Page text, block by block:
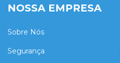
NOSSA EMPRESA
Sobre Nós
Segurança